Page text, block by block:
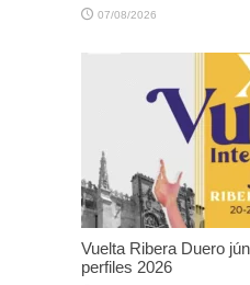
07/08/2026
Vuelta Ribera Duero
perfiles 2026